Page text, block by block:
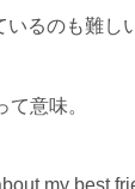
るのも難し
意味。